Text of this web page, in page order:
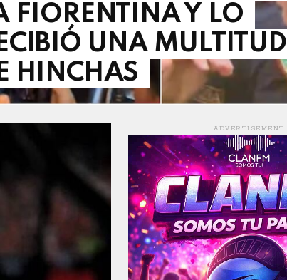
FIORENTINA Y LO
UNA MULTITUD
HINCHAS
ADVERTISEMENT